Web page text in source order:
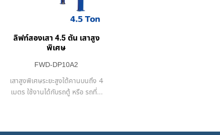
ลิฟท์สองเสา 4.5 ตัน เสาสูง
พิเศษ
FWD-DP10A2
เสาสูงพิเศษระยะสูงใต้คานบนถึง 4
เมตร ใช้งานได้กับรถตู้ หรือ รถที่มี